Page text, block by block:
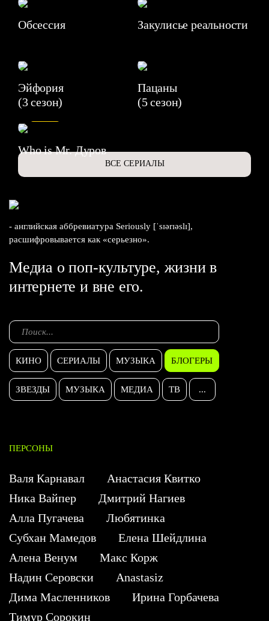
Обсессия Закулисье реальности
Эйфория
(3 сезон)
Пацаны
(5 сезон)
Who is Mr. Дуров
ВСЕ СЕРИАЛЫ
- английская аббревиатура Seriously [ˈsɪərɪəslɪ],
расшифровывается как «серьезно».
Медиа о поп-культуре, жизни в
интернете и вне его.
КИНО СЕРИАЛЫ МУЗЫКА БЛОГЕРЫ
ЗВЕЗДЫ МУЗЫКА МЕДИА ТВ ...
ПЕРСОНЫ
Валя Карнавал
Анастасия Квитко
Ника Вайпер
Дмитрий Нагиев
Алла Пугачева
Любятинка
Субхан Мамедов
Елена Шейдлина
Алена Венум
Макс Корж
Надин Серовски
Anastasiz
Дима Масленников
Ирина Горбачева
Тимур Сорокин